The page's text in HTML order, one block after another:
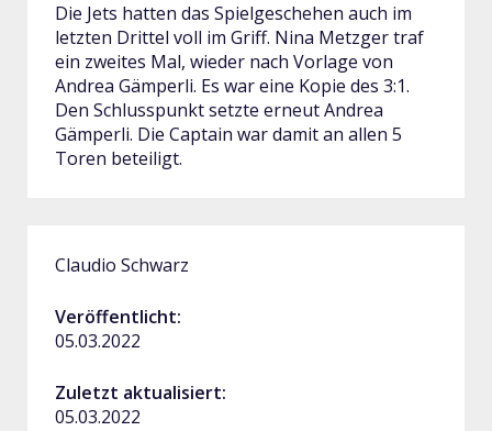
Die Jets hatten das Spielgeschehen auch im
letzten Drittel voll im Griff. Nina Metzger traf
ein zweites Mal, wieder nach Vorlage von
Andrea Gämperli. Es war eine Kopie des 3:1.
Den Schlusspunkt setzte erneut Andrea
Gämperli. Die Captain war damit an allen 5
Toren beteiligt.
Claudio Schwarz
Veröffentlicht:
05.03.2022
Zuletzt aktualisiert:
05.03.2022